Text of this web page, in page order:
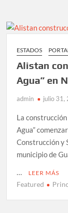
se
de
una
en
ESTADOS
Alistan
Agua” en
admin julio 31,
La
Agua”
Construcción y
municipio de
…
LEER MÁS
Featured